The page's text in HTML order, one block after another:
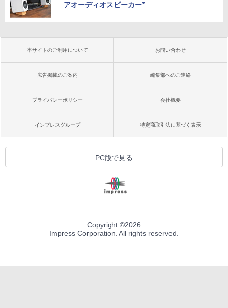
アオーディオスピーカー”
本サイトのご利用について お問い合わせ
広告掲載のご案内 編集部へのご連絡
プライバシーポリシー 会社概要
インプレスグループ 特定商取引法に基づく表示
PC版で見る
Copyright ©2026
Impress Corporation. All rights reserved.